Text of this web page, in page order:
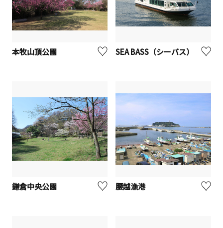
本牧山頂公園 SEA BASS（シーバス）
鎌倉中央公園 腰越漁港